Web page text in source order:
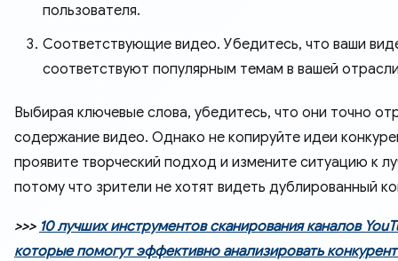
пользователя.
Соответствующие видео. Убедитесь, что ваши
соответствуют популярным темам в вашей
Выбирая ключевые слова, убедитесь, что они точно
содержание видео. Однако не копируйте идеи
проявите творческий подход и измените ситуацию к
потому что зрители не хотят видеть дублированный
>>> 10 лучших инструментов сканирования каналов
которые помогут эффективно анализировать